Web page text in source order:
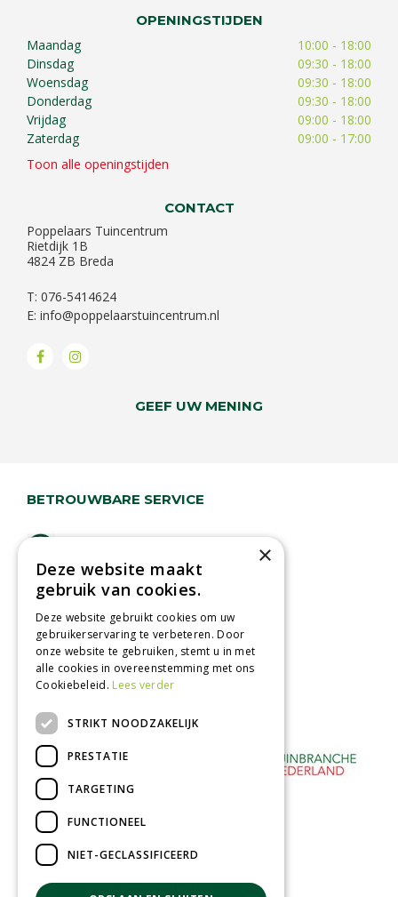
OPENINGSTIJDEN
Maandag
10:00 - 18:00
Dinsdag
09:30 - 18:00
Woensdag
09:30 - 18:00
Donderdag
09:30 - 18:00
Vrijdag
09:00 - 18:00
Zaterdag
09:00 - 17:00
Toon alle openingstijden
CONTACT
Poppelaars Tuincentrum
Rietdijk 1B
4824 ZB Breda
T: 076-5414624
E: info@poppelaarstuincentrum.nl
GEEF UW MENING
BETROUWBARE SERVICE
Lage verzendkosten
Vandaag besteld
binnen 2 dagen ophalen!
Afhalen in tuincentrum
Betaal veilig
met iDeal - Wero
×
Deze website maakt
gebruik van cookies.
Deze website gebruikt cookies om uw
gebruikerservaring te verbeteren. Door
onze website te gebruiken, stemt u in met
alle cookies in overeenstemming met ons
Cookiebeleid. Lees verder
STRIKT NOODZAKELIJK
PRESTATIE
TARGETING
FUNCTIONEEL
NIET-GECLASSIFICEERD